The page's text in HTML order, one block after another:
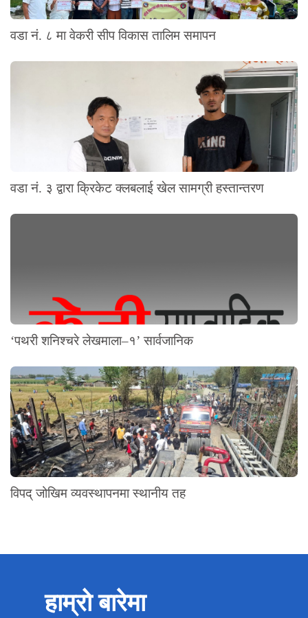
वडा नं. ८ मा वेकरी सीप विकास तालिम समापन
वडा नं. ३ द्वारा क्रिकेट क्लबलाई खेल सामग्री हस्तान्तरण
‘पथरी शनिश्चरे लेखमाला–१’ सार्वजानिक
विपद् जोखिम व्यवस्थापनमा स्थानीय तह
हाम्रो बारेमा